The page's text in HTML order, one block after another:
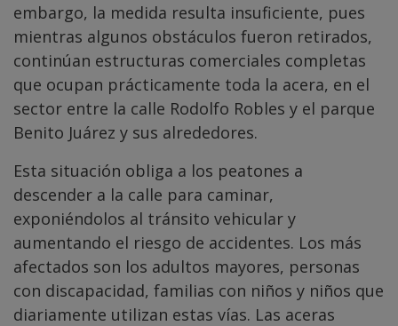
embargo, la medida resulta insuficiente, pues
mientras algunos obstáculos fueron retirados,
continúan estructuras comerciales completas
que ocupan prácticamente toda la acera, en el
sector entre la calle Rodolfo Robles y el parque
Benito Juárez y sus alrededores.
Esta situación obliga a los peatones a
descender a la calle para caminar,
exponiéndolos al tránsito vehicular y
aumentando el riesgo de accidentes. Los más
afectados son los adultos mayores, personas
con discapacidad, familias con niños y niños que
diariamente utilizan estas vías. Las aceras